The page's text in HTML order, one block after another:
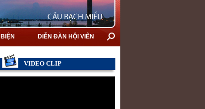
DIỄN ĐÀN HỘI VIÊN
VIDEO CLIP